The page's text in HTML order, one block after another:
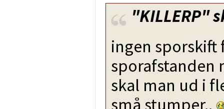
"KILLERP"
ingen sporskift
sporafstanden
skal man ud i
små stumper..